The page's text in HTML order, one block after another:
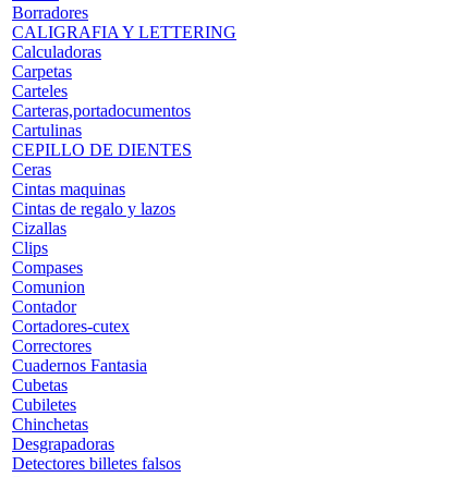
Borradores
CALIGRAFIA Y LETTERING
Calculadoras
Carpetas
Carteles
Carteras,portadocumentos
Cartulinas
CEPILLO DE DIENTES
Ceras
Cintas maquinas
Cintas de regalo y lazos
Cizallas
Clips
Compases
Comunion
Contador
Cortadores-cutex
Correctores
Cuadernos Fantasia
Cubetas
Cubiletes
Chinchetas
Desgrapadoras
Detectores billetes falsos